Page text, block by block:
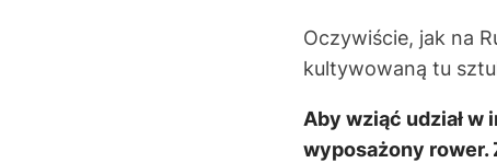
Oczywiście, jak na
kultywowaną tu
Aby wziąć udział
wyposażony rower.